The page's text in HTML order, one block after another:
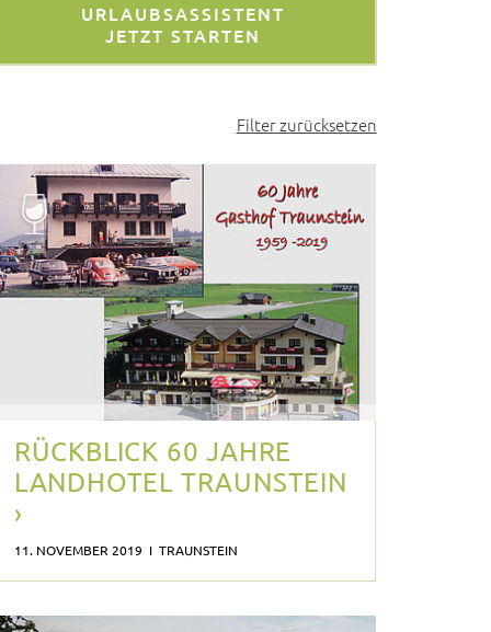
URLAUBSASSISTENT
JETZT STARTEN
Filter zurücksetzen
RÜCKBLICK 60 JAHRE
LANDHOTEL TRAUNSTEIN
›
11. NOVEMBER 2019 I TRAUNSTEIN